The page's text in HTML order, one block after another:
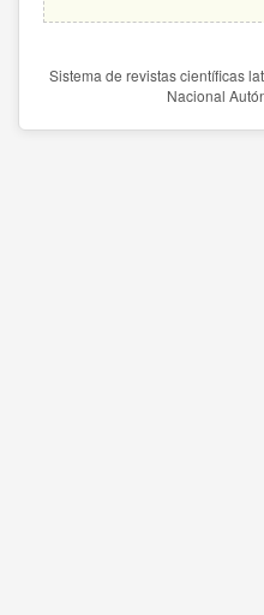
Sistema de revistas científicas
Nacional